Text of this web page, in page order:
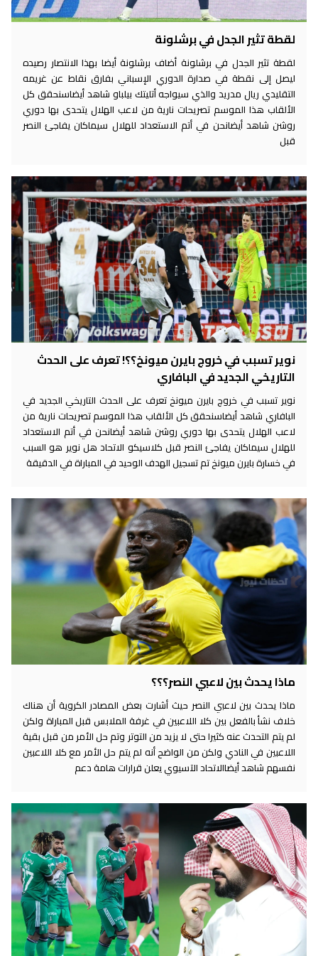
لقطة تثير الجدل في برشلونة
لقطة تثير الجدل في برشلونة أضاف برشلونة أيضا بهذا الانتصار رصيده
ليصل إلى نقطة في صدارة الدوري الإسباني بفارق نقاط عن غريمه
التقليدي ريال مدريد والذي سيواجه أتليتك بيلباو شاهد أيضاسنحقق كل
الألقاب هذا الموسم تصريحات نارية من لاعب الهلال يتحدى بها دوري
روشن شاهد أيضانحن في أتم الاستعداد للهلال سيماكان يفاجئ النصر
قبل
نوير تسبب في خروج بايرن ميونخ؟؟! تعرف على الحدث
التاريخي الجديد في البافاري
نوير تسبب في خروج بايرن ميونخ تعرف على الحدث التاريخي الجديد في
البافاري شاهد أيضاسنحقق كل الألقاب هذا الموسم تصريحات نارية من
لاعب الهلال يتحدى بها دوري روشن شاهد أيضانحن في أتم الاستعداد
للهلال سيماكان يفاجئ النصر قبل كلاسيكو الاتحاد هل نوير هو السبب
في خسارة بايرن ميونخ تم تسجيل الهدف الوحيد في المباراة في الدقيقة
ماذا يحدث بين لاعبي النصر؟؟؟
ماذا يحدث بين لاعبي النصر حيث أشارت بعض المصادر الكروية أن هناك
خلاف نشأ بالفعل بين كلا اللاعبين في غرفة الملابس قبل المباراة ولكن
لم يتم التحدث عنه كثيرا حتى لا يزيد من التوتر وتم حل الأمر من قبل بقية
اللاعبين في النادي ولكن من الواضح أنه لم يتم حل الأمر مع كلا اللاعبين
نفسهم شاهد أيضاالاتحاد الآسيوي يعلن قرارات هامة دعم